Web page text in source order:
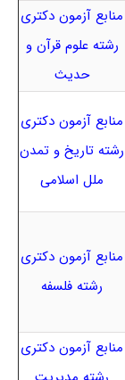
منابع آزمون دکتری
رشته علوم قرآن و
حدیث
منابع آزمون دکتری
رشته تاریخ و تمدن
ملل اسلامی
منابع آزمون دکتری
رشته فلسفه
منابع آزمون دکتری